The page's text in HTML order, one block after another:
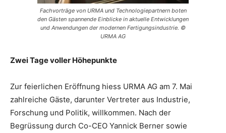
Fachvorträge von URMA und Technologiepartnern boten
den Gästen spannende Einblicke in aktuelle Entwicklungen
und Anwendungen der modernen Fertigungsindustrie. ©
URMA AG
Zwei Tage voller Höhepunkte
Zur feierlichen Eröffnung hiess URMA AG am 7. Mai
zahlreiche Gäste, darunter Vertreter aus Industrie,
Forschung und Politik, willkommen. Nach der
Begrüssung durch Co-CEO Yannick Berner sowie